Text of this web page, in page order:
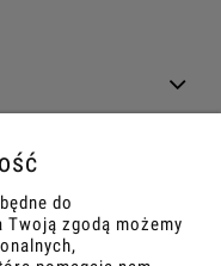
do
Twoją zgodą możemy